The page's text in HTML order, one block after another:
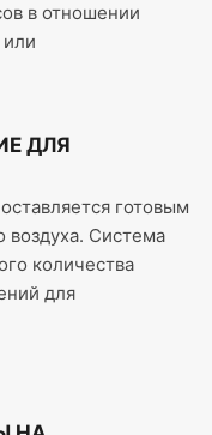
в отношении
ДЛЯ
готовым
воздуха. Система
количества
для